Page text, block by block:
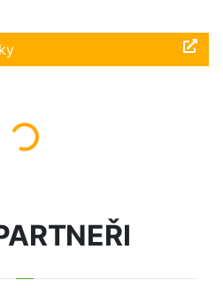
Načítám...